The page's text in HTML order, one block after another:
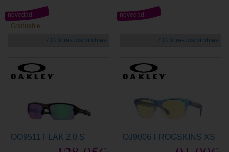
Graduable
novedad
7 Colores disponibles
novedad
7 Colores disponibles
OO9511 FLAK 2.0 S OJ9006 FROGSKINS XS